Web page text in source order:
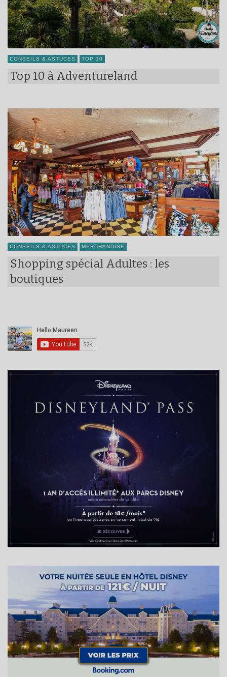
CONSEILS & ASTUCES TOP 10
Top 10 à Adventureland
CONSEILS & ASTUCES MERCHANDISE
Shopping spécial Adultes : les
boutiques